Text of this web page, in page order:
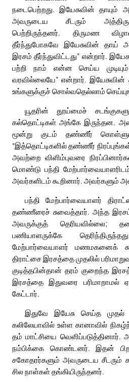
நடைபெற்றது. இயேசுவின் தாயும்
அவருடைய சீடரும்
பெற்றிருந்தனர். திருமண
தீர்ந்துபோகவே இயேசுவின் தாய்
இரசம் தீர்ந்துவிட்டது” என்றார்.
பற்றி நாம் என்ன செய்ய
வரவில்லையே” என்றார்.
உங்களுக்குச் சொல்வதெல்லாம்
யூதரின் தூய்மைச்
கல்தொட்டிகள் அங்கே இருந்தன.
மூன்று குடம் தண்ணீர்
“இத்தொட்டிகளில் தண்ணீர்
அவற்றை விளிம்புவரை
மொண்டு பந்தி
அவர்களிடம் கூறினார். அவர்களும்
பந்தி மேற்பார்வையாளர்
தண்ணீரைச் சுவைத்தார். அந்த இரசம்
அவருக்குத்
பணியாளருக்கே
மேற்பார்வையாளர் மணமகனைக்
திராட்சை இரசத்தை முதலில்
குடித்தபின்தான் தரம் குறைந்த
இரசத்தை இதுவரை பரிமாறாமல்
கேட்டார்.
இதுவே இயேசு செய்த
கலிலேயாவில் உள்ள கானாவில்
தம் மாட்சியை வெளிப்படுத்தினார்.
நம்பிக்கை கொண்டனர். இதன்
சகோதரர்களும் அவருடைய சீடரும்
சில நாள்கள் தங்கியிருந்தனர்.